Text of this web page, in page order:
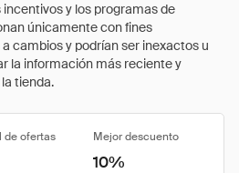
y los programas de
únicamente con fines
cambios y podrían ser inexactos u
la información más reciente y
tienda.
de ofertas Mejor descuento
10%